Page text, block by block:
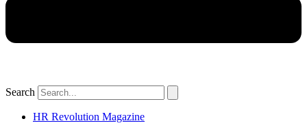
Search
HR Revolution Magazine